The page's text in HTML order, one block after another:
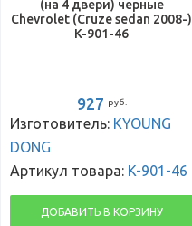
(на 4 двери) черные
Chevrolet (Cruze sedan 2008-)
K-901-46
927 руб.
Изготовитель: KYOUNG
DONG
Артикул товара: K-901-46
ДОБАВИТЬ В КОРЗИНУ